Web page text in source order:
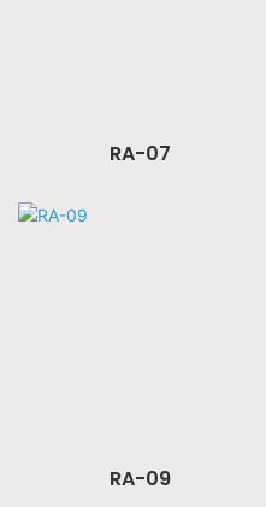
RA-07
RA-09